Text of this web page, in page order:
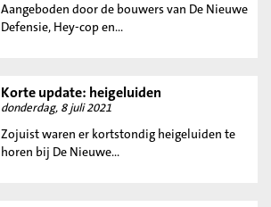
Aangeboden door de bouwers van De Nieuwe
Defensie, Hey-cop en...
Korte update: heigeluiden
donderdag, 8 juli 2021
Zojuist waren er kortstondig heigeluiden te
horen bij De Nieuwe...